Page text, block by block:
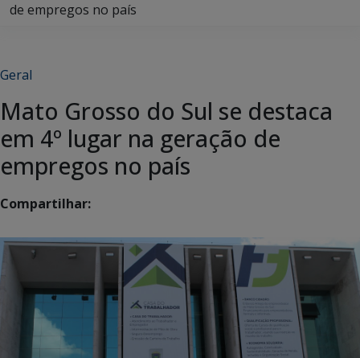
de empregos no país
Geral
Mato Grosso do Sul se destaca
em 4º lugar na geração de
empregos no país
Compartilhar: